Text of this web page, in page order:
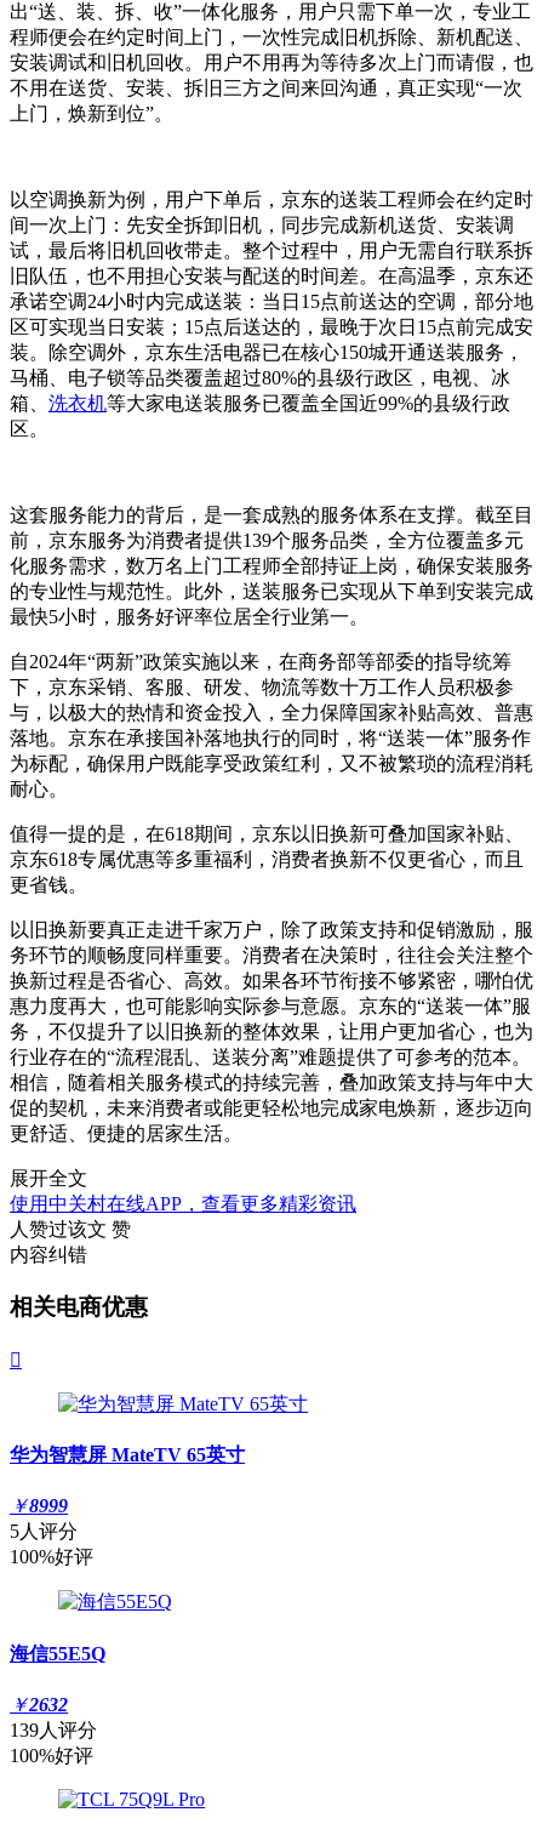
出“送、装、拆、收”一体化服务，用户只需下单一次，专业工
程师便会在约定时间上门，一次性完成旧机拆除、新机配送、
安装调试和旧机回收。用户不用再为等待多次上门而请假，也
不用在送货、安装、拆旧三方之间来回沟通，真正实现“一次
上门，焕新到位”。
以空调换新为例，用户下单后，京东的送装工程师会在约定时
间一次上门：先安全拆卸旧机，同步完成新机送货、安装调
试，最后将旧机回收带走。整个过程中，用户无需自行联系拆
旧队伍，也不用担心安装与配送的时间差。在高温季，京东还
承诺空调24小时内完成送装：当日15点前送达的空调，部分地
区可实现当日安装；15点后送达的，最晚于次日15点前完成安
装。除空调外，京东生活电器已在核心150城开通送装服务，
马桶、电子锁等品类覆盖超过80%的县级行政区，电视、冰
箱、 洗衣机等大家电送装服务已覆盖全国近99%的县级行政
区。
这套服务能力的背后，是一套成熟的服务体系在支撑。截至目
前，京东服务为消费者提供139个服务品类，全方位覆盖多元
化服务需求，数万名上门工程师全部持证上岗，确保安装服务
的专业性与规范性。此外，送装服务已实现从下单到安装完成
最快5小时，服务好评率位居全行业第一。
自2024年“两新”政策实施以来，在商务部等部委的指导统筹
下，京东采销、客服、研发、物流等数十万工作人员积极参
与，以极大的热情和资金投入，全力保障国家补贴高效、普惠
落地。京东在承接国补落地执行的同时，将“送装一体”服务作
为标配，确保用户既能享受政策红利，又不被繁琐的流程消耗
耐心。
值得一提的是，在618期间，京东以旧换新可叠加国家补贴、
京东618专属优惠等多重福利，消费者换新不仅更省心，而且
更省钱。
以旧换新要真正走进千家万户，除了政策支持和促销激励，服
务环节的顺畅度同样重要。消费者在决策时，往往会关注整个
换新过程是否省心、高效。如果各环节衔接不够紧密，哪怕优
惠力度再大，也可能影响实际参与意愿。京东的“送装一体”服
务，不仅提升了以旧换新的整体效果，让用户更加省心，也为
行业存在的“流程混乱、送装分离”难题提供了可参考的范本。
相信，随着相关服务模式的持续完善，叠加政策支持与年中大
促的契机，未来消费者或能更轻松地完成家电焕新，逐步迈向
更舒适、便捷的居家生活。
展开全文
使用中关村在线APP，查看更多精彩资讯
人赞过该文 赞
内容纠错
相关电商优惠

华为智慧屏 MateTV 65英寸
￥8999
5人评分
100%好评
海信55E5Q
￥2632
139人评分
100%好评